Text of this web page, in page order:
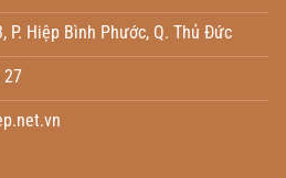
P. Hiệp Bình Phước, Q. Thủ Đức
27